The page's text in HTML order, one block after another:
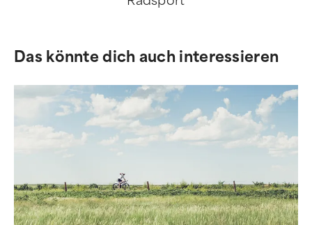
Das könnte dich auch interessieren